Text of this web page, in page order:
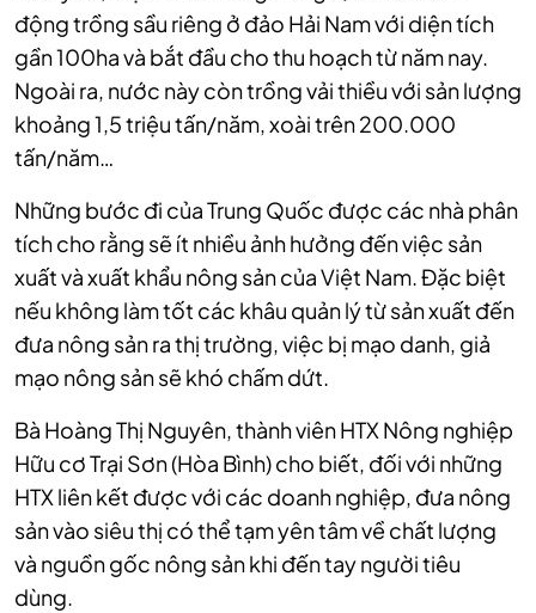
động trồng sầu riêng ở đảo Hải Nam với diện tích
gần 100ha và bắt đầu cho thu hoạch từ năm nay.
Ngoài ra, nước này còn trồng vải thiều với sản lượng
khoảng 1,5 triệu tấn/năm, xoài trên 200.000
tấn/năm…
Những bước đi của Trung Quốc được các nhà phân
tích cho rằng sẽ ít nhiều ảnh hưởng đến việc sản
xuất và xuất khẩu nông sản của Việt Nam. Đặc biệt
nếu không làm tốt các khâu quản lý từ sản xuất đến
đưa nông sản ra thị trường, việc bị mạo danh, giả
mạo nông sản sẽ khó chấm dứt.
Bà Hoàng Thị Nguyên, thành viên HTX Nông nghiệp
Hữu cơ Trại Sơn (Hòa Bình) cho biết, đối với những
HTX liên kết được với các doanh nghiệp, đưa nông
sản vào siêu thị có thể tạm yên tâm về chất lượng
và nguồn gốc nông sản khi đến tay người tiêu
dùng.